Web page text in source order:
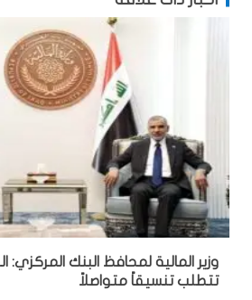
وزير المالية لمحافظ البنك المركزي:
تتطلب تنسيقاً متواصلاً